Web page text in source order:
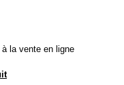
la vente en ligne